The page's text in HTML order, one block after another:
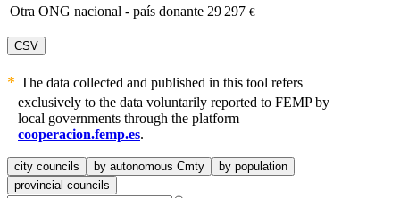
Otra ONG nacional - país donante 29 297 €
CSV
The data collected and published in this tool refers
exclusively to the data voluntarily reported to FEMP by
local governments through the platform
cooperacion.femp.es.
city councils by autonomous Cmty
by population
provincial councils